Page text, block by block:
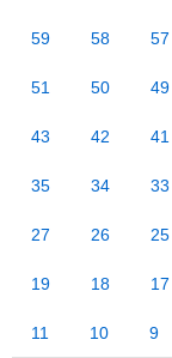
59 58 57
51 50 49
43 42 41
35 34 33
27 26 25
19 18 17
11 10 9